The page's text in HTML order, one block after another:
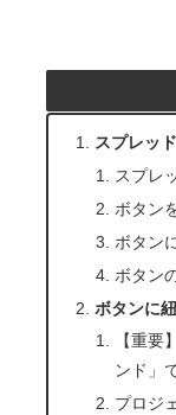
スプレッ
スプレ
ボタン
ボタン
ボタン
ボタンに
【重要
ンド」
プロジ